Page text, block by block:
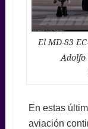
El MD-83
Adolfo
En estas
aviación